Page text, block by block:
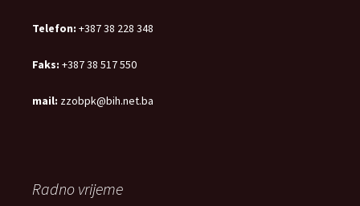
Telefon: +387 38 228 348
Faks: +387 38 517 550
mail: zzobpk@bih.net.ba
Radno vrijeme